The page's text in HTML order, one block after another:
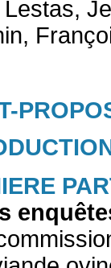
Lestas,